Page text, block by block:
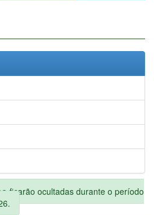
ficarão ocultadas durante o período